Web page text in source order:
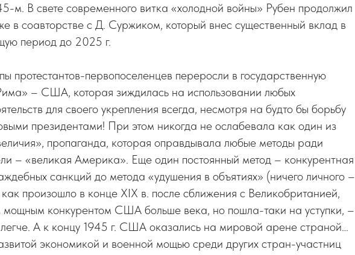
м. В свете современного витка «холодной войны» Рубен продолжил
в соавторстве с Д. Суржиком, который внес существенный вклад в
период до 2025 г.
протестантов-первопоселенцев переросли в государственную
– США, которая зиждилась на использовании любых
для своего укрепления всегда, несмотря на будто бы борьбу
президентами! При этом никогда не ослабевала как один из
пропаганда, которая оправдывала любые методы ради
– «великая Америка». Еще один постоянный метод – конкурентная
санкций до метода «удушения в объятиях» (ничего личного –
как произошло в конце ХIХ в. после сближения с Великобританией,
конкурентом США больше века, но пошла-таки на уступки, –
А к концу 1945 г. США оказались на мировой арене страной…
экономикой и военной мощью среди других стран-участниц